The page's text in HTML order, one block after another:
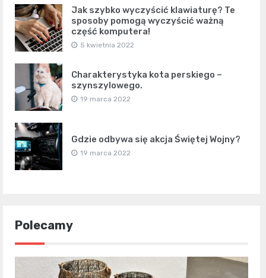
Jak szybko wyczyścić klawiaturę? Te
sposoby pomogą wyczyścić ważną
część komputera!
5 kwietnia 2022
Charakterystyka kota perskiego –
szynszylowego.
19 marca 2022
Gdzie odbywa się akcja Świętej Wojny?
19 marca 2022
Polecamy